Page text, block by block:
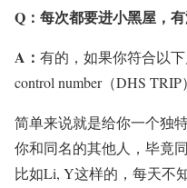
Q： 每次都要进小黑屋，
A： 有的，如果你符合以
control number（DHS TRIP
简单来说就是给你一个独
你和同名的其他人，毕竟
比如Li, Y这样的，每天不